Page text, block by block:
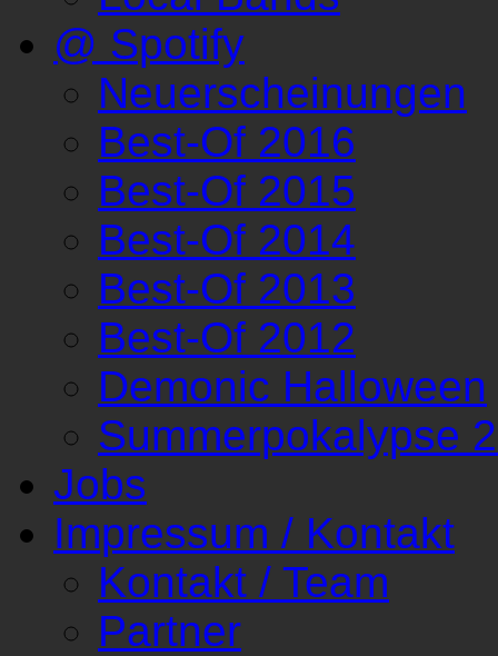
@ Spotify
Neuerscheinungen
Best-Of 2016
Best-Of 2015
Best-Of 2014
Best-Of 2013
Best-Of 2012
Demonic Halloween
Summerpokalypse
Jobs
Impressum / Kontakt
Kontakt / Team
Partner